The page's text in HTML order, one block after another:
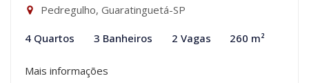
Pedregulho, Guaratinguetá-SP
4 Quartos 3 Banheiros 2 Vagas 260 m²
Mais informações